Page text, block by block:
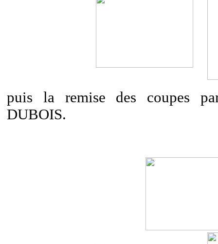
puis la remise des coupes
DUBOIS.